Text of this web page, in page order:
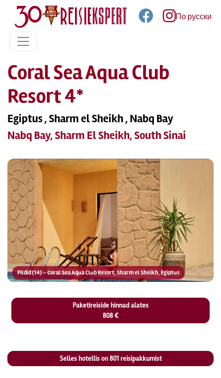
По русски
Coral Sea Aqua Club
Resort 4*
Egiptus , Sharm el Sheikh , Nabq Bay
Nabq Bay, Sharm El Sheikh, South Sinai
Pildid (14) – Coral Sea Aqua Club Resort, Sharm el Sheikh, Egiptus
Paketireiside hinnad alates
808 €
Selles hotellis on801reisipakkumist